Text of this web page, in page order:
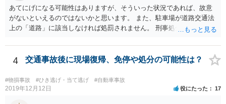
あてにげになる可能性はありますが、そういった状況であれば、故意
がないといえるのではないかと思います。 また、駐車場が道路交通法
上の「道路」に該当しなければ処罰されません。 刑事処分がなされる
るその他の場所）」にあたるかが重要です。 駐車場が「道路」にあた
るかは難しい問題で、私が経験した事例でも、コインパーキングで警
は「道路」にあたらないとして不起訴処分にしたものがあります（検
察官に意見書を出しました）。コンビニやスーパーの駐車場では「道
4 交通事故後に現場復帰、免停や処分の可能性は？
#物損事故 #ひき逃げ・当て逃げ #自動車事故
2019年12月12日 役にたった 17